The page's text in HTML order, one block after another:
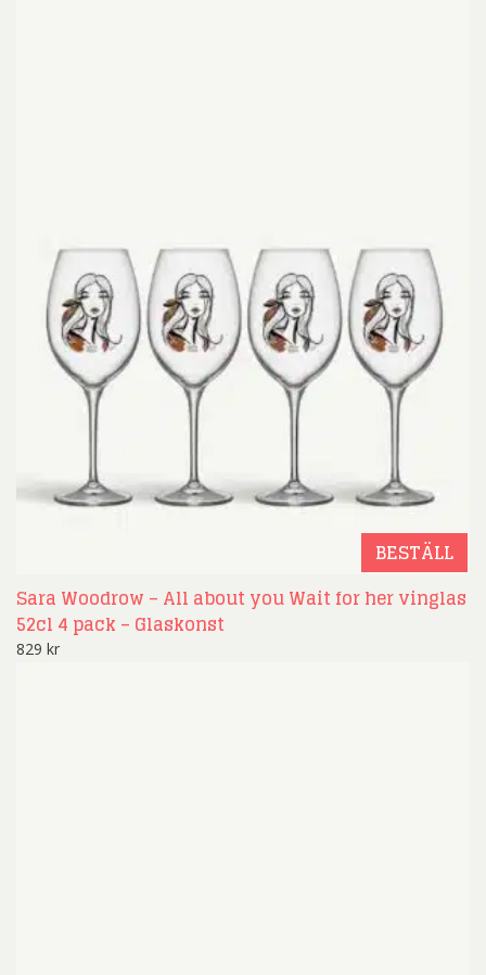
BESTÄLL
Sara Woodrow – All about you Wait for her vinglas
52cl 4 pack – Glaskonst
829 kr